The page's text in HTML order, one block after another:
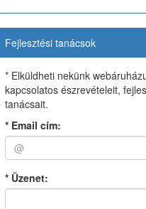
Fejlesztési tanácsok
* Elküldheti nekünk
kapcsolatos észrevételeit,
tanácsait.
* Email cím:
* Üzenet: